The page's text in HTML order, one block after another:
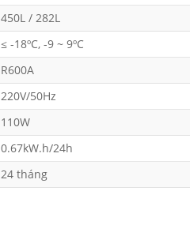
450L / 282L
≤ -18ºC, -9 ~ 9ºC
R600A
220V/50Hz
110W
0.67kW.h/24h
24 tháng